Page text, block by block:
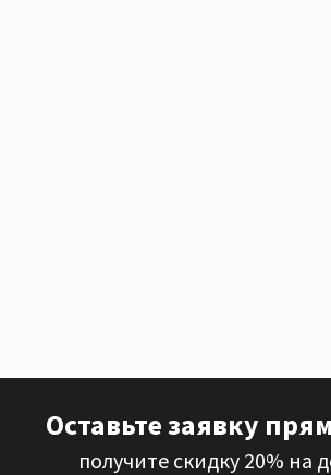
Оставьте заявку
получите скидку 20% на